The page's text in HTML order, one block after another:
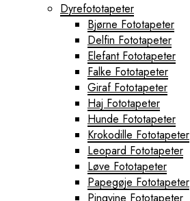
Dyrefototapeter
Bjørne Fototapeter
Delfin Fototapeter
Elefant Fototapeter
Falke Fototapeter
Giraf Fototapeter
Haj Fototapeter
Hunde Fototapeter
Krokodille Fototapeter
Leopard Fototapeter
Løve Fototapeter
Papegøje Fototapeter